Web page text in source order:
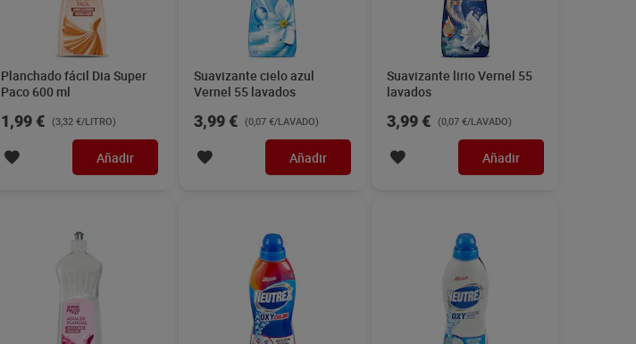
Planchado fácil Dia Super
Paco 600 ml
1,99 € (3,32 €/LITRO)
Añadir
Suavizante cielo azul
Vernel 55 lavados
3,99 € (0,07 €/LAVADO)
Añadir
Suavizante lirio Vernel 55
lavados
3,99 € (0,07 €/LAVADO)
Añadir